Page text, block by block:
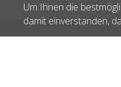
Um Ihnen die
damit einverstanden,